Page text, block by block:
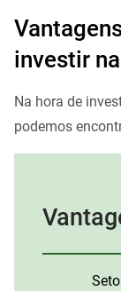
investir
Na hora de
podemos